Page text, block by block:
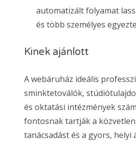
automatizált folyamat
és több személyes
Kinek ajánlott
A webáruház ideális
sminktetoválók,
és oktatási intézmények
fontosnak tartják a
tanácsadást és a gyors, helyi